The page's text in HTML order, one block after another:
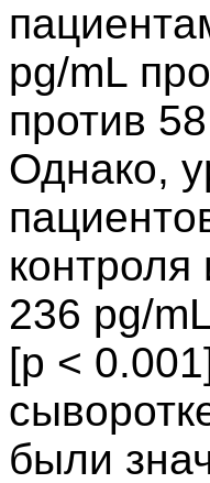
pg/mL
против
Однако,
236 pg/
[p <
были